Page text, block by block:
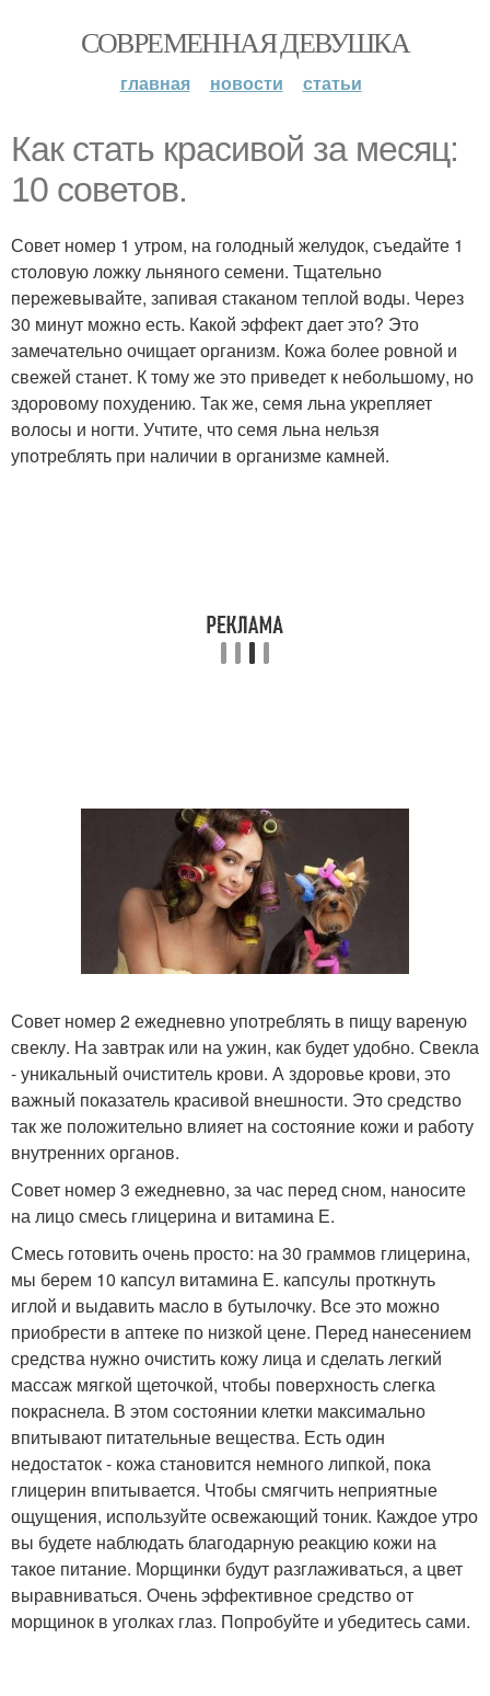
СОВРЕМЕННАЯ ДЕВУШКА
главная новости статьи
Как стать красивой за месяц:
10 советов.
Совет номер 1 утром, на голодный желудок, съедайте 1
столовую ложку льняного семени. Тщательно
пережевывайте, запивая стаканом теплой воды. Через
30 минут можно есть. Какой эффект дает это? Это
замечательно очищает организм. Кожа более ровной и
свежей станет. К тому же это приведет к небольшому, но
здоровому похудению. Так же, семя льна укрепляет
волосы и ногти. Учтите, что семя льна нельзя
употреблять при наличии в организме камней.
Совет номер 2 ежедневно употреблять в пищу вареную
свеклу. На завтрак или на ужин, как будет удобно. Свекла
- уникальный очиститель крови. А здоровье крови, это
важный показатель красивой внешности. Это средство
так же положительно влияет на состояние кожи и работу
внутренних органов.
Совет номер 3 ежедневно, за час перед сном, наносите
на лицо смесь глицерина и витамина Е.
Смесь готовить очень просто: на 30 граммов глицерина,
мы берем 10 капсул витамина Е. капсулы проткнуть
иглой и выдавить масло в бутылочку. Все это можно
приобрести в аптеке по низкой цене. Перед нанесением
средства нужно очистить кожу лица и сделать легкий
массаж мягкой щеточкой, чтобы поверхность слегка
покраснела. В этом состоянии клетки максимально
впитывают питательные вещества. Есть один
недостаток - кожа становится немного липкой, пока
глицерин впитывается. Чтобы смягчить неприятные
ощущения, используйте освежающий тоник. Каждое утро
вы будете наблюдать благодарную реакцию кожи на
такое питание. Морщинки будут разглаживаться, а цвет
выравниваться. Очень эффективное средство от
морщинок в уголках глаз. Попробуйте и убедитесь сами.